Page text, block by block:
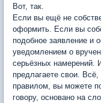
Вот, так.
Если вы ещё не
оформить. Если вы
подобное заявление и
уведомлением о
серьёзных намерений.
предлагаете свои.
правилом, вы можете
говору, основано на